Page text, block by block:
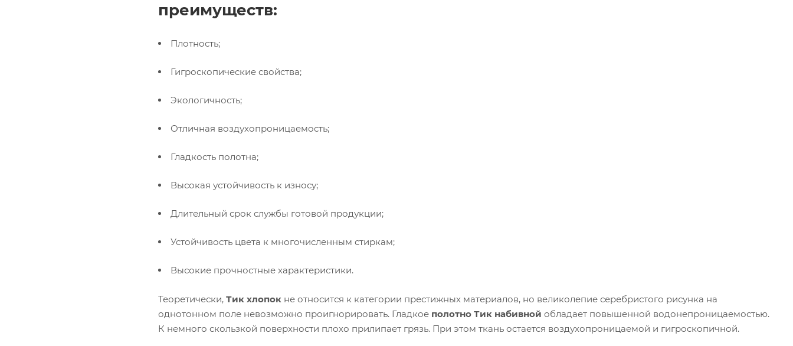
преимуществ:
Плотность;
Гигроскопические свойства;
Экологичность;
Отличная воздухопроницаемость;
Гладкость полотна;
Высокая устойчивость к износу;
Длительный срок службы готовой продукции;
Устойчивость цвета к многочисленным стиркам;
Высокие прочностные характеристики.
Теоретически, Тик хлопок не относится к категории престижных материалов, но великолепие серебристого рисунка на
однотонном поле невозможно проигнорировать. Гладкое полотно Тик набивной обладает повышенной водонепроницаемостью.
К немного скользкой поверхности плохо прилипает грязь. При этом ткань остается воздухопроницаемой и гигроскопичной.